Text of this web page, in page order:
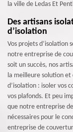
la ville de Ledas Et
Des artisans
d’isolation
Vos projets d’isolation
notre entreprise de
soit un succès, nos
la meilleure solution et
d’isolation : isoler vos
vos plafonds. Et peu
que notre entreprise
nécessaires pour le
entreprise de